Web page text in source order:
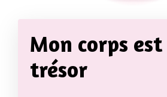
Mon corps
trésor